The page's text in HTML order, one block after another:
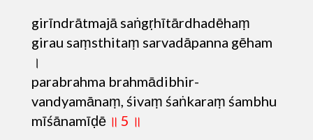
girīndrātmajā saṅgṛhītārdhadēhaṃ
girau saṃsthitaṃ sarvadāpanna gēham
।
parabrahma brahmādibhir-
vandyamānaṃ, śivaṃ śaṅkaraṃ śambhu
mīśānamīḍē ॥ 5 ॥